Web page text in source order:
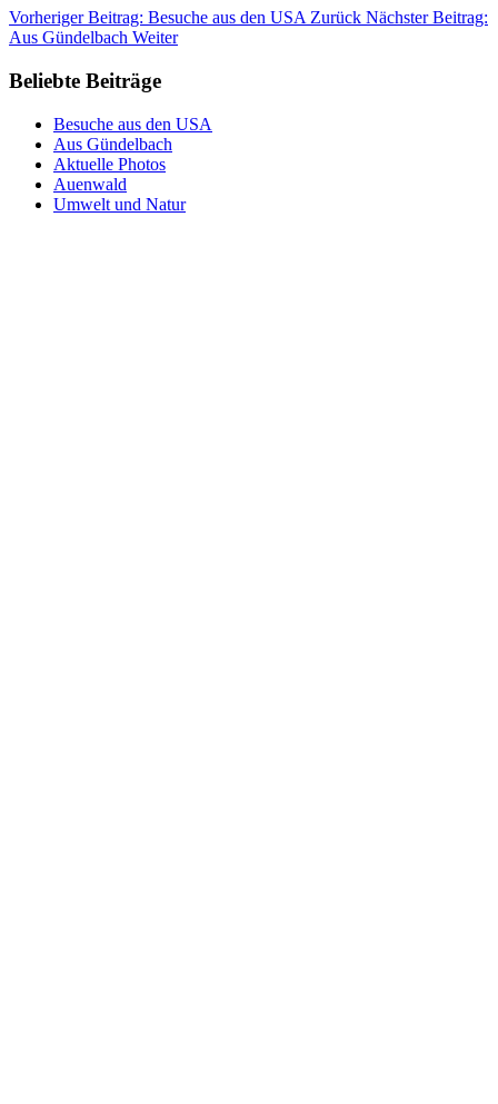
Vorheriger Beitrag: Besuche aus den USA Zurück Nächster Beitrag:
Aus Gündelbach Weiter
Beliebte Beiträge
Besuche aus den USA
Aus Gündelbach
Aktuelle Photos
Auenwald
Umwelt und Natur